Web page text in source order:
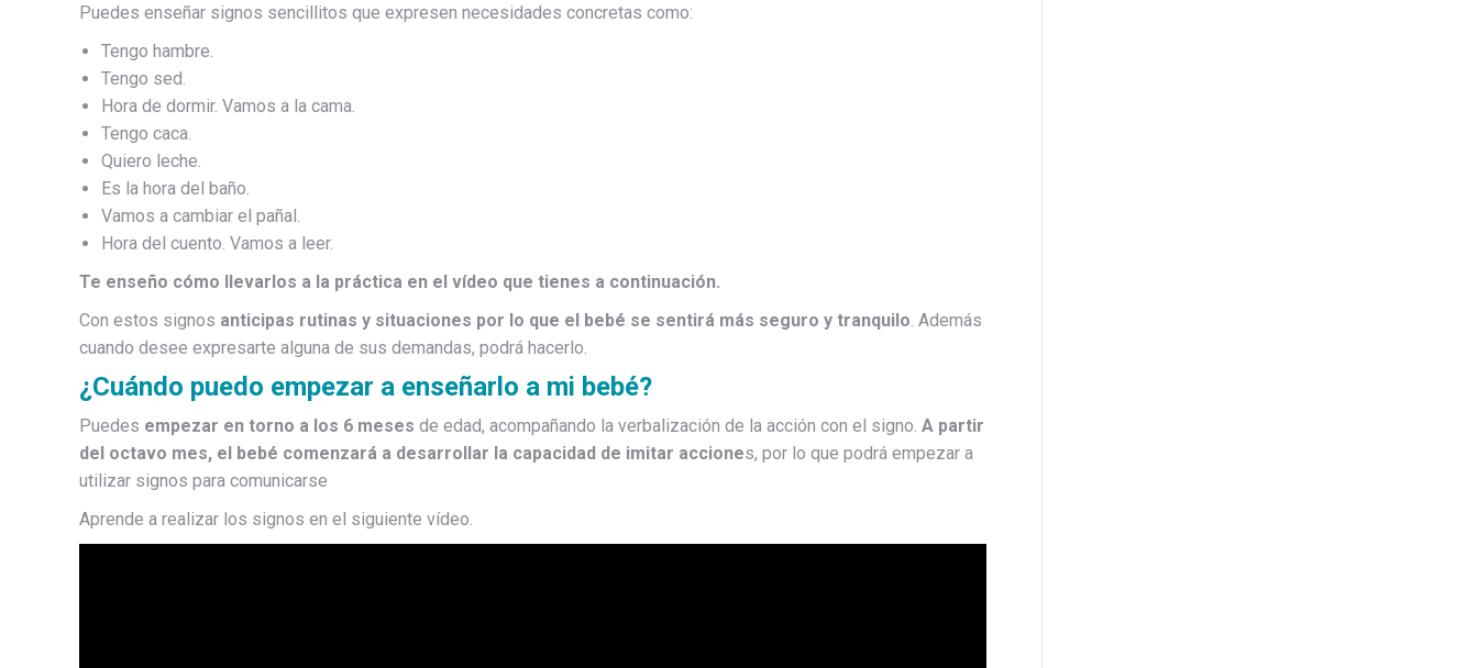
Puedes enseñar signos sencillitos que expresen necesidades concretas como:
Tengo hambre.
Tengo sed.
Hora de dormir. Vamos a la cama.
Tengo caca.
Quiero leche.
Es la hora del baño.
Vamos a cambiar el pañal.
Hora del cuento. Vamos a leer.
Te enseño cómo llevarlos a la práctica en el vídeo que tienes a continuación.
Con estos signos anticipas rutinas y situaciones por lo que el bebé se sentirá más seguro y tranquilo . Además
cuando desee expresarte alguna de sus demandas, podrá hacerlo.
¿Cuándo puedo empezar a enseñarlo a mi bebé?
Puedes empezar en torno a los 6 meses de edad, acompañando la verbalización de la acción con el signo. A partir
del octavo mes, el bebé comenzará a desarrollar la capacidad de imitar acciones, por lo que podrá empezar a
utilizar signos para comunicarse
Aprende a realizar los signos en el siguiente vídeo.